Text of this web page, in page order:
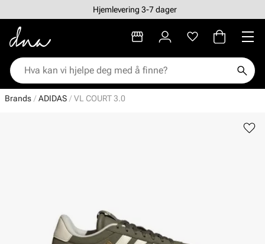
Hjemlevering 3-7 dager
Brands ADIDAS VL COURT 3.0